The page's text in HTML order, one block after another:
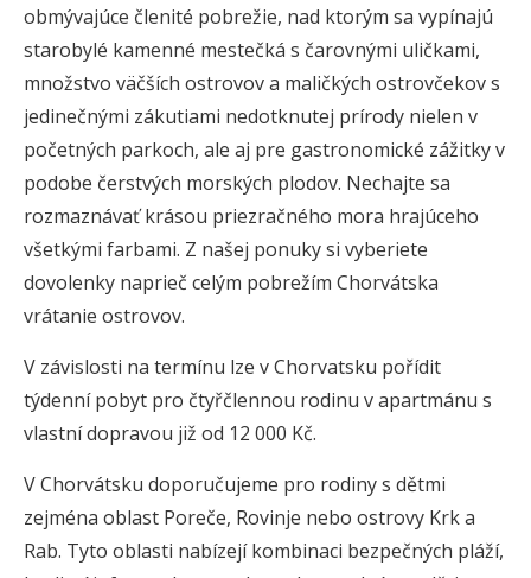
obmývajúce členité pobrežie, nad ktorým sa vypínajú
starobylé kamenné mestečká s čarovnými uličkami,
množstvo väčších ostrovov a maličkých ostrovčekov s
jedinečnými zákutiami nedotknutej prírody nielen v
početných parkoch, ale aj pre gastronomické zážitky v
podobe čerstvých morských plodov. Nechajte sa
rozmaznávať krásou priezračného mora hrajúceho
všetkými farbami. Z našej ponuky si vyberiete
dovolenky naprieč celým pobrežím Chorvátska
vrátanie ostrovov.
V závislosti na termínu lze v Chorvatsku pořídit
týdenní pobyt pro čtyřčlennou rodinu v apartmánu s
vlastní dopravou již od 12 000 Kč.
V Chorvátsku doporučujeme pro rodiny s dětmi
zejména oblast Poreče, Rovinje nebo ostrovy Krk a
Rab. Tyto oblasti nabízejí kombinaci bezpečných pláží,